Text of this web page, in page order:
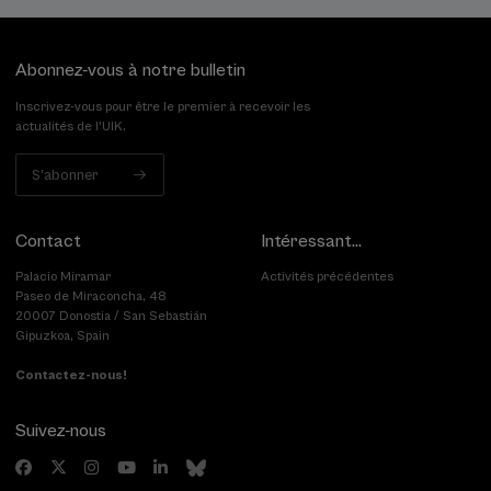
Abonnez-vous à notre bulletin
Inscrivez-vous pour être le premier à recevoir les
actualités de l'UIK.
S'abonner
Contact
Palacio Miramar
Paseo de Miraconcha, 48
20007 Donostia / San Sebastián
Gipuzkoa, Spain
Contactez-nous!
Intéressant...
Activités précédentes
Suivez-nous